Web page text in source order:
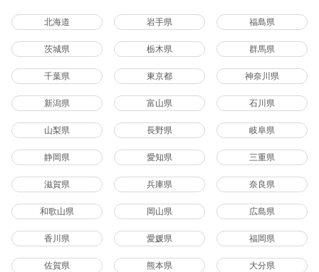
北海道 岩手県 福島県
茨城県 栃木県 群馬県
千葉県 東京都 神奈川県
新潟県 富山県 石川県
山梨県 長野県 岐阜県
静岡県 愛知県 三重県
滋賀県 兵庫県 奈良県
和歌山県 岡山県 広島県
香川県 愛媛県 福岡県
佐賀県 熊本県 大分県